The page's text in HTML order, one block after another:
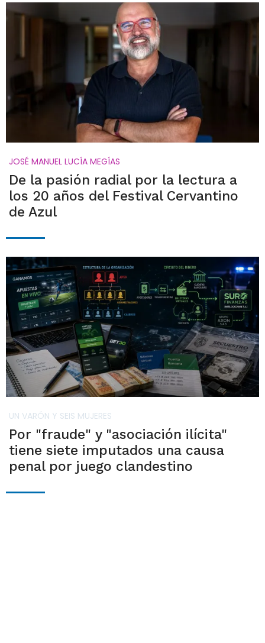
JOSÉ MANUEL LUCÍA MEGÍAS
De la pasión radial por la lectura a
los 20 años del Festival Cervantino
de Azul
UN VARÓN Y SEIS MUJERES
Por "fraude" y "asociación ilícita"
tiene siete imputados una causa
penal por juego clandestino